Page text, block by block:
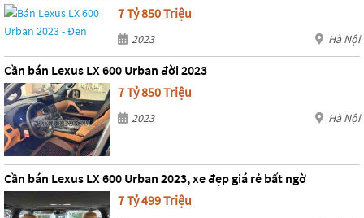
7 Tỷ 850 Triệu
2023 Hà Nội
Cần bán Lexus LX 600 Urban đời 2023
7 Tỷ 850 Triệu
2023 Hà Nội
Cần bán Lexus LX 600 Urban 2023, xe đẹp giá rẻ bất ngờ
7 Tỷ 499 Triệu